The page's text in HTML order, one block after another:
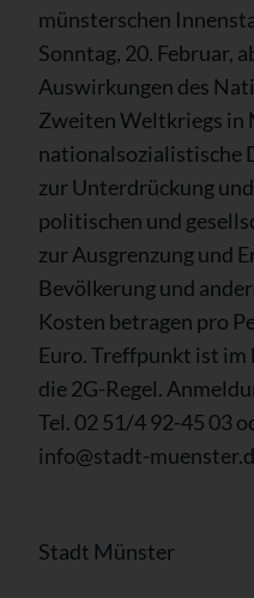
münsterschen
Sonntag, 20. Februar,
Auswirkungen des
Zweiten Weltkriegs
nationalsozialistische
zur Unterdrückung
politischen und
zur Ausgrenzung und
Bevölkerung und
Kosten betragen pro
Euro. Treffpunkt ist
die 2G-Regel.
Tel. 02 51/4 92-45 03
info@stadt-
Stadt Münster